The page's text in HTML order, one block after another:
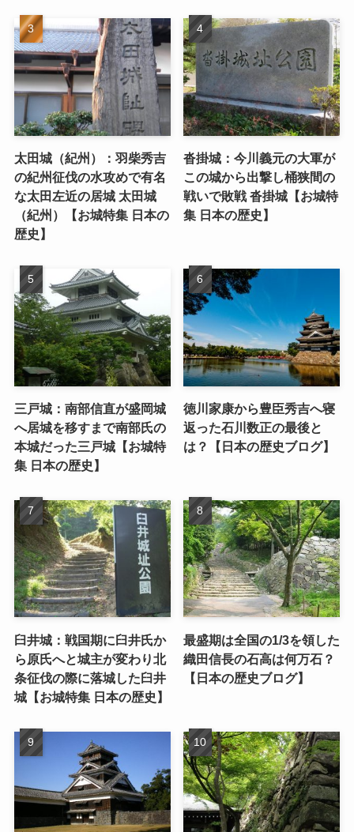
太田城（紀州）：羽柴秀吉
の紀州征伐の水攻めで有名
な太田左近の居城 太田城
（紀州）【お城特集 日本の
歴史】
沓掛城：今川義元の大軍が
この城から出撃し桶狭間の
戦いで敗戦 沓掛城【お城特
集 日本の歴史】
三戸城：南部信直が盛岡城
へ居城を移すまで南部氏の
本城だった三戸城【お城特
集 日本の歴史】
徳川家康から豊臣秀吉へ寝
返った石川数正の最後と
は？【日本の歴史ブログ】
臼井城：戦国期に臼井氏か
ら原氏へと城主が変わり北
条征伐の際に落城した臼井
城【お城特集 日本の歴史】
最盛期は全国の1/3を領した
織田信長の石高は何万石？
【日本の歴史ブログ】